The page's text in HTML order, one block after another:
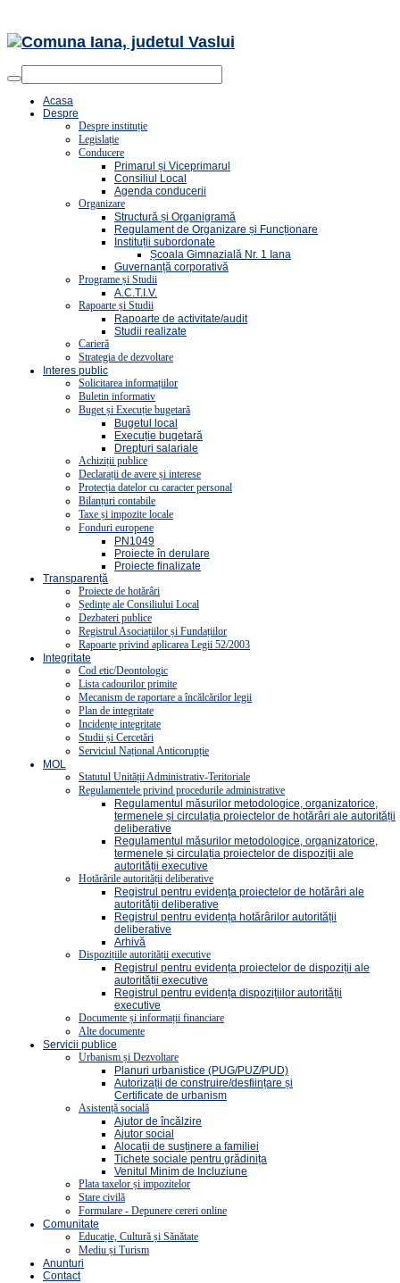
Acasa
Despre
Despre instituție
Legislație
Conducere
Primarul și Viceprimarul
Consiliul Local
Agenda conducerii
Organizare
Structură și Organigramă
Regulament de Organizare și Funcționare
Instituții subordonate
Școala Gimnazială Nr. 1 Iana
Guvernanță corporativă
Programe și Studii
A.C.T.I.V.
Rapoarte și Studii
Rapoarte de activitate/audit
Studii realizate
Carieră
Strategia de dezvoltare
Interes public
Solicitarea informațiilor
Buletin informativ
Buget și Execuție bugetară
Bugetul local
Execuție bugetară
Drepturi salariale
Achiziții publice
Declarații de avere și interese
Protecția datelor cu caracter personal
Bilanțuri contabile
Taxe și impozite locale
Fonduri europene
PN1049
Proiecte în derulare
Proiecte finalizate
Transparență
Proiecte de hotărâri
Ședințe ale Consiliului Local
Dezbateri publice
Registrul Asociațiilor și Fundațiilor
Rapoarte privind aplicarea Legii 52/2003
Integritate
Cod etic/Deontologic
Lista cadourilor primite
Mecanism de raportare a încălcărilor legii
Plan de integritate
Incidențe integritate
Studii și Cercetări
Serviciul Național Anticorupție
MOL
Statutul Unității Administrativ-Teritoriale
Regulamentele privind procedurile administrative
Regulamentul măsurilor metodologice, organizatorice,
termenele și circulația proiectelor de hotărâri ale autorității
deliberative
Regulamentul măsurilor metodologice, organizatorice,
termenele și circulația proiectelor de dispoziții ale
autorității executive
Hotărârile autorității deliberative
Registrul pentru evidenţa proiectelor de hotărâri ale
autorității deliberative
Registrul pentru evidența hotărârilor autorității
deliberative
Arhivă
Dispozițiile autorității executive
Registrul pentru evidența proiectelor de dispoziții ale
autorității executive
Registrul pentru evidența dispozițiilor autorității
executive
Documente și informații financiare
Alte documente
Servicii publice
Urbanism și Dezvoltare
Planuri urbanistice (PUG/PUZ/PUD)
Autorizații de construire/desființare și
Certificate de urbanism
Asistență socială
Ajutor de încălzire
Ajutor social
Alocații de susținere a familiei
Tichete sociale pentru grădinița
Venitul Minim de Incluziune
Plata taxelor și impozitelor
Stare civilă
Formulare - Depunere cereri online
Comunitate
Educație, Cultură și Sănătate
Mediu și Turism
Anunturi
Contact